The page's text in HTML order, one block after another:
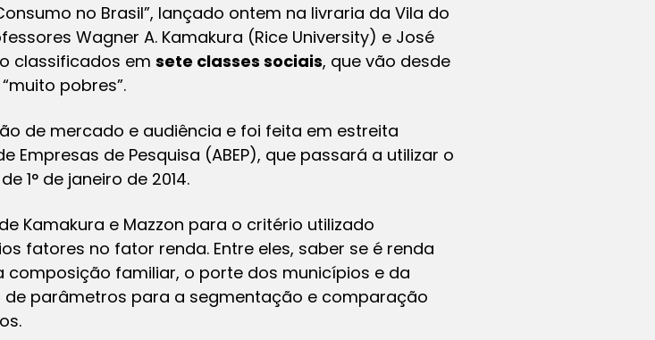
no Brasil”, lançado ontem na livraria da Vila do
Wagner A. Kamakura (Rice University) e José
classificados em sete classes sociais, que vão desde
pobres”.
de mercado e audiência e foi feita em estreita
de Pesquisa (ABEP), que passará a utilizar o
1° de janeiro de 2014.
Kamakura e Mazzon para o critério utilizado
fatores no fator renda. Entre eles, saber se é renda
familiar, o porte dos municípios e da
parâmetros para a segmentação e comparação